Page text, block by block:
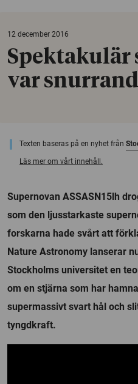
12 december 2016
Spektakulär
var
Texten baseras på en nyhet från
Läs mer om vårt innehåll.
Supernovan ASSASN15lh
som den ljusstarkaste
forskarna hade svårt att
Nature Astronomy lanserar
Stockholms universitet en
om en stjärna som har
supermassivt svart hål och
tyngdkraft.